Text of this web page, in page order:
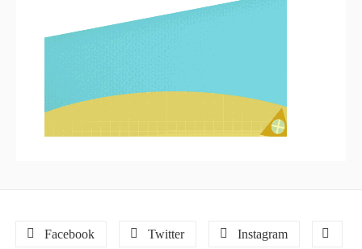
Facebook Twitter Instagram